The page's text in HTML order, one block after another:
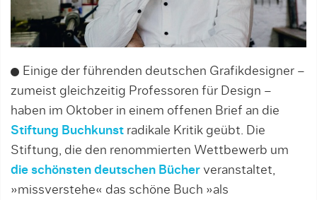
Einige der führenden deutschen Grafikdesigner –
zumeist gleichzeitig Professoren für Design –
haben im Oktober in einem offenen Brief an die
Stiftung Buchkunst radikale Kritik geübt. Die
Stiftung, die den renommierten Wettbewerb um
die schönsten deutschen Bücher veranstaltet,
»missverstehe« das schöne Buch »als